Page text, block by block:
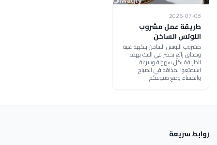
2026-07-08
طريقة عمل مشروب
اللوتس الساخن
مشروب اللوتس الساخن بنكهة غنية
ومذاق رائع يحضر في البيت بهذه
الطريقة بكل سهولة وسرعة
استمتعوا بمذاقه في الصباح
والمساء ومع ضيوفكم .
روابط سريعة